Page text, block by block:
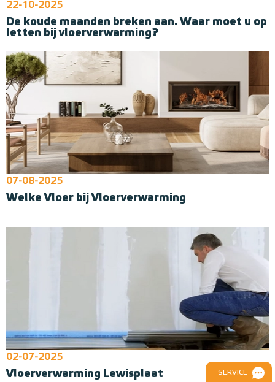
22-10-2025
De koude maanden breken aan. Waar moet u op
letten bij vloerverwarming?
07-08-2025
Welke Vloer bij Vloerverwarming
02-07-2025
Vloerverwarming Lewisplaat SERVICE